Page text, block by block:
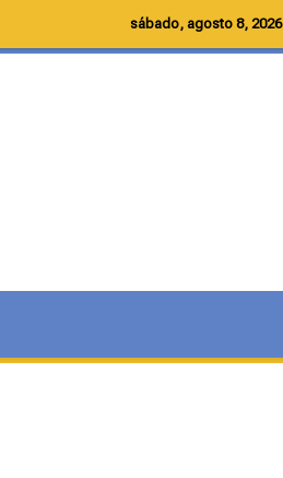
sábado, agosto 8, 2026